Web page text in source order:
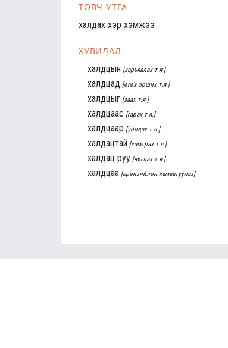
ТОВЧ УТГА
халдах хэр хэмжээ
ХУВИЛАЛ
халдцын [харьяалах т.я.]
халдцад [өгөх орших т.я.]
халдцыг [заах т.я.]
халдцаас [гарах т.я.]
халдцаар [үйлдэх т.я.]
халдацтай [хамтрах т.я.]
халдац руу [чиглэх т.я.]
халдцаа [ерөнхийлөн хамаатуулах]